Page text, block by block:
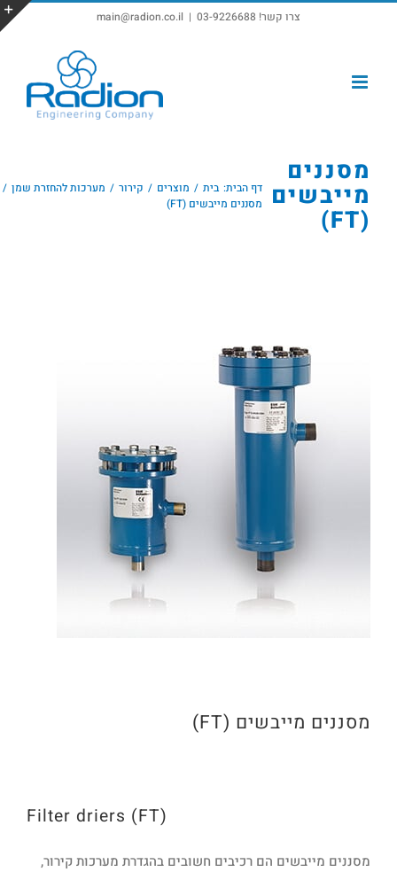
צרו קשר! 03-9226688 |
main@radion.co.il
מסננים
מייבשים
(FT)
דף הבית: בית מוצרים קירור
מערכות להחזרת שמן
מסננים מייבשים (FT)
מסננים מייבשים (FT)
Filter driers (FT)
מסננים מייבשים הם רכיבים חשובים בהגדרת מערכות קירור,